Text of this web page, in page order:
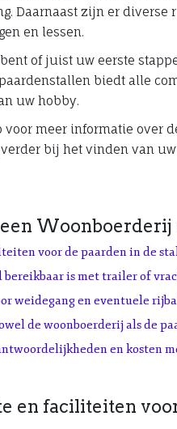
Daarnaast zijn er diverse
en lessen.
of juist uw eerste
biedt alle
uw hobby.
voor meer informatie over
bij het vinden van
Woonboerderij
voor de paarden in de
is met trailer of
weidegang en eventuele
de woonboerderij als de
en kosten
en faciliteiten